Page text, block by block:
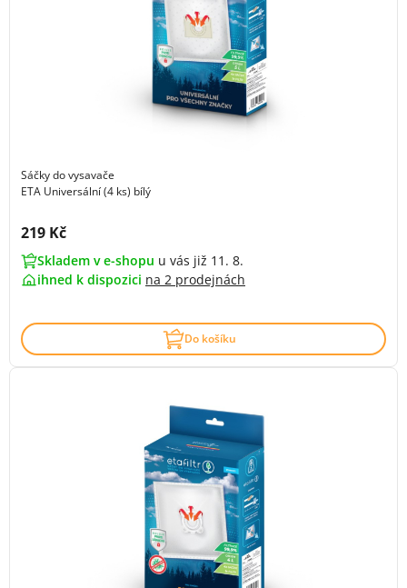
Sáčky do vysavače
ETA Universální (4 ks) bílý
Cena s DPH:
219 Kč
Skladem v e-shopu u vás již 11. 8.
ihned k dispozici na 2 prodejnách
Do košíku